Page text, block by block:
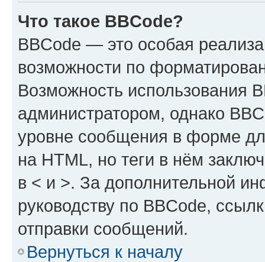
Что такое BBCode?
BBCode — это особая
возможности по
Возможность использования
администратором, однако
уровне сообщения в форме
на HTML, но теги в нём
в < и >. За дополнительной
руководству по BBCode,
отправки сообщений.
Вернуться к началу